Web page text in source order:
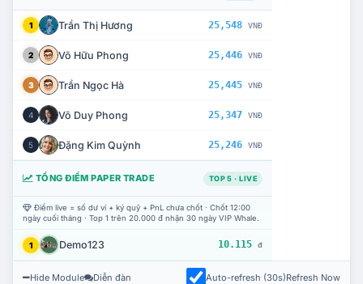
1 Trần Thị Hương 25,548 VNĐ
2 Võ Hữu Phong 25,446 VNĐ
3 Trần Ngọc Hà 25,445 VNĐ
4 Võ Duy Phong 25,347 VNĐ
5 Đặng Kim Quỳnh 25,246 VNĐ
TỔNG ĐIỂM PAPER TRADE TOP 5 · LIVE
Điểm live = số dư ví + ký quỹ + PnL chưa chốt · Chốt 12:00
ngày cuối tháng · Top 1 trên 20.000 đ nhận 30 ngày VIP Whale.
1 Demo123 10.115 đ
Hide Module Diễn đàn Auto-refresh (30s)Refresh Now